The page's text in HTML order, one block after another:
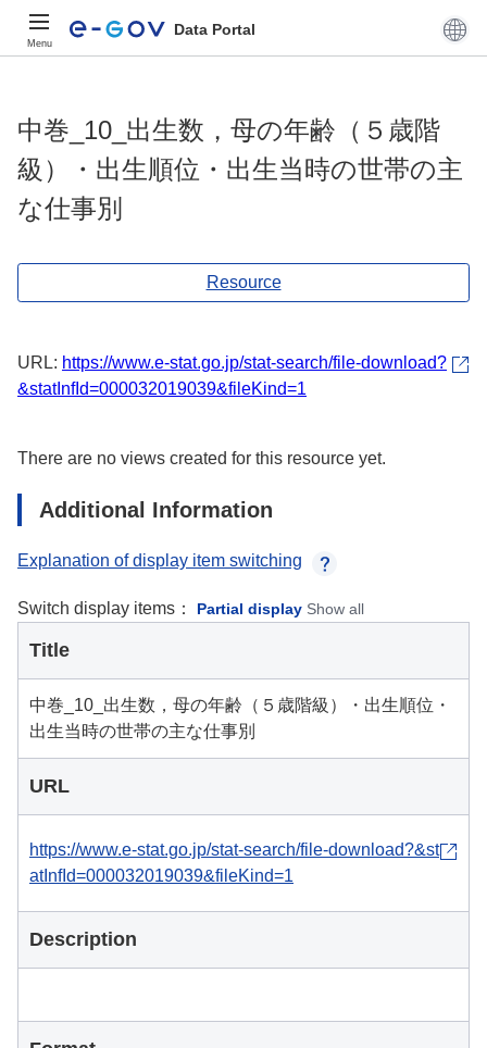
Menu
Data Portal
中巻_10_出生数，母の年齢（５歳階
級）・出生順位・出生当時の世帯の主
な仕事別
Resource
URL: https://www.e-stat.go.jp/stat-search/file-download?
&statInfId=000032019039&fileKind=1
There are no views created for this resource yet.
Additional Information
Explanation of display item switching
Switch display items： Partial display Show all
Title
中巻_10_出生数，母の年齢（５歳階級）・出生順位・
出生当時の世帯の主な仕事別
URL
https://www.e-stat.go.jp/stat-search/file-download?&st
atInfId=000032019039&fileKind=1
Description